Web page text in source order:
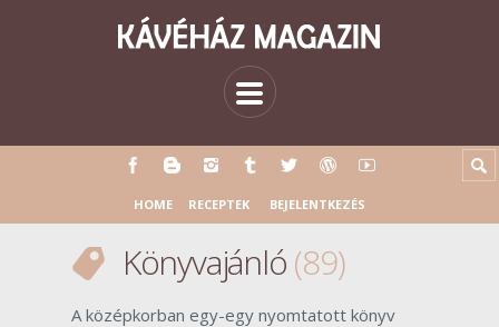
HOME RECEPTEK BEJELENTKEZÉS
Könyvajánló 89
A középkorban egy-egy nyomtatott könyv